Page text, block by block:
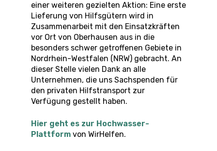
einer weiteren gezielten Aktion: Eine erste
Lieferung von Hilfsgütern wird in
Zusammenarbeit mit den Einsatzkräften
vor Ort von Oberhausen aus in die
besonders schwer getroffenen Gebiete in
Nordrhein-Westfalen (NRW) gebracht. An
dieser Stelle vielen Dank an alle
Unternehmen, die uns Sachspenden für
den privaten Hilfstransport zur
Verfügung gestellt haben.
Hier geht es zur Hochwasser-
Plattform von WirHelfen.